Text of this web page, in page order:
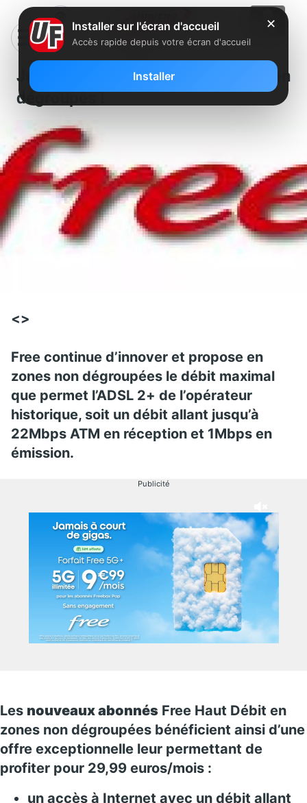
Jusqu’à 22 Mbps pour les non
dégroupés !
<>
Free continue d’innover et propose en
zones non dégroupées le débit maximal
que permet l’ADSL 2+ de l’opérateur
historique, soit un débit allant jusqu’à
22Mbps ATM en réception et 1Mbps en
émission.
Publicité
Les nouveaux abonnés Free Haut Débit en
zones non dégroupées bénéficient ainsi d’une
offre exceptionnelle leur permettant de
profiter pour 29,99 euros/mois :
un accès à Internet avec un débit allant
✕
Installer sur l'écran d'accueil
Accès rapide depuis votre écran d'accueil
Installer